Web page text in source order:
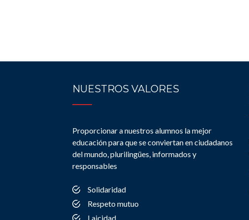
NUESTROS VALORES
Proporcionar a nuestros alumnos la mejor
educación para que se conviertan en ciudadanos
del mundo, plurilingües, informados y
responsables
Solidaridad
Respeto mutuo
Laicidad